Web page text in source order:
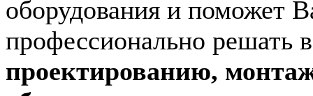
оборудования и поможет
профессионально решать
проектированию,